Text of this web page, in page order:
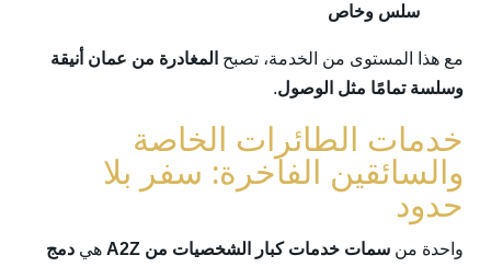
سلس وخاص
مع هذا المستوى من الخدمة، تصبح المغادرة من عمان أنيقة
وسلسة تمامًا مثل الوصول.
خدمات الطائرات الخاصة
والسائقين الفاخرة: سفر بلا
حدود
واحدة من سمات خدمات كبار الشخصيات من A2Z هي دمج